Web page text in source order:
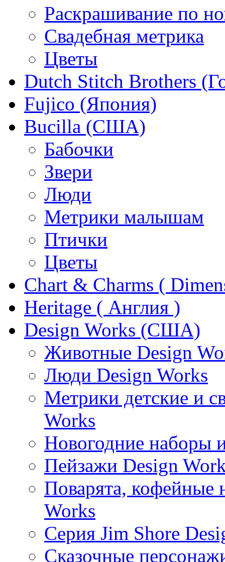
Раскрашивание по
Свадебная метрика
Цветы
Dutch Stitch Brothers
Fujico (Япония)
Bucilla (США)
Бабочки
Звери
Люди
Метрики малышам
Птички
Цветы
Chart & Charms (
Heritage ( Англия )
Design Works (США)
Животные Design
Люди Design Works
Метрики детские и
Works
Новогодние наборы
Пейзажи Design
Поварята, кофейные
Works
Серия Jim Shore
Сказочные